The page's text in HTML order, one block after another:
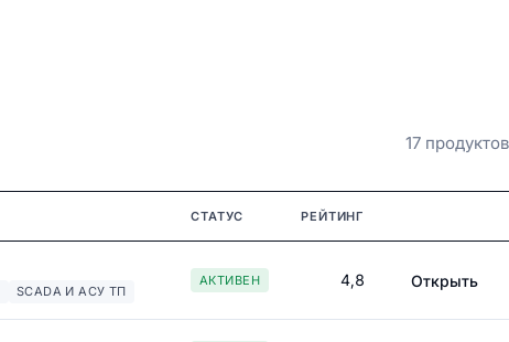
17 продуктов
СТАТУС РЕЙТИНГ
SCADA И АСУ ТП
АКТИВЕН 4,8 Открыть